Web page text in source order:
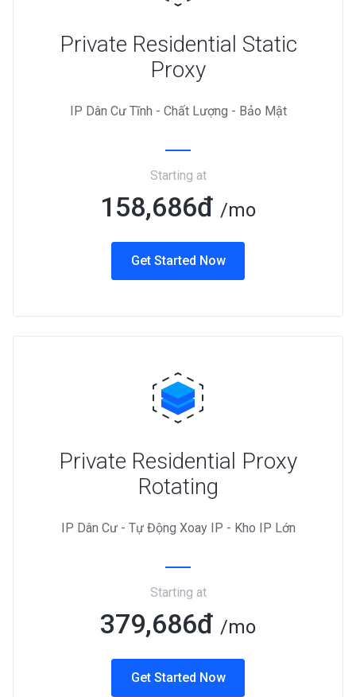
Private Residential Static
Proxy
IP Dân Cư Tĩnh - Chất Lượng - Bảo Mật
Starting at
158,686đ /mo
Get Started Now
Private Residential Proxy
Rotating
IP Dân Cư - Tự Động Xoay IP - Kho IP Lớn
Starting at
379,686đ /mo
Get Started Now